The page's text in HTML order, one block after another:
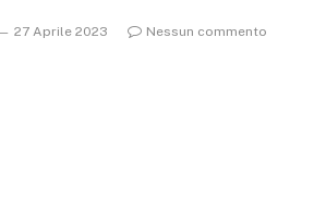
27 Aprile 2023
Nessun commento